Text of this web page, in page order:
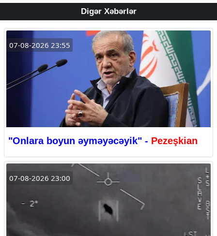
Digər Xəbərlər
07-08-2026 23:55
"Onlara boyun əyməyəcəyik" - Pezeşkian
07-08-2026 23:00